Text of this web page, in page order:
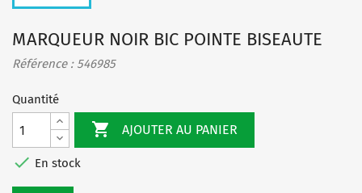
MARQUEUR NOIR BIC POINTE BISEAUTE
Référence : 546985
Quantité
 AJOUTER AU PANIER
 En stock